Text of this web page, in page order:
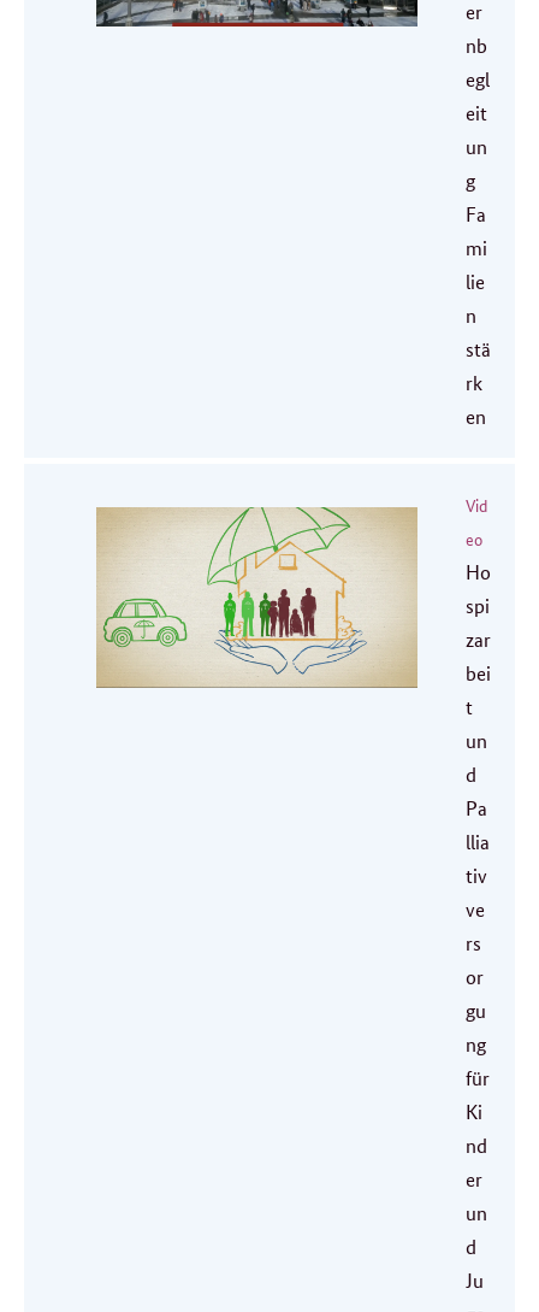
er
nb
egl
eit
un
g
Fa
mi
lie
n
stä
rk
en
Vid
eo
Ho
spi
zar
bei
t
un
d
Pa
llia
tiv
ve
rs
or
gu
ng
für
Ki
nd
er
un
d
Ju